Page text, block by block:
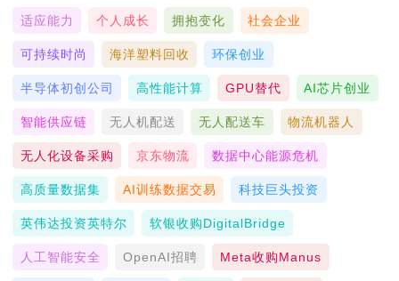
适应能力 个人成长 拥抱变化 社会企业
可持续时尚 海洋塑料回收 环保创业
半导体初创公司 高性能计算 GPU替代 AI芯片创业
智能供应链 无人机配送 无人配送车 物流机器人
无人化设备采购 京东物流 数据中心能源危机
高质量数据集 AI训练数据交易 科技巨头投资
英伟达投资英特尔 软银收购DigitalBridge
人工智能安全 OpenAI招聘 Meta收购Manus